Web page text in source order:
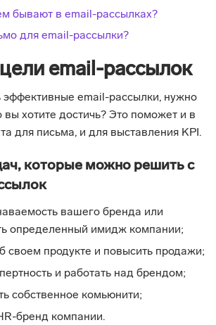
бывают в email-рассылках?
для email-рассылки?
email-рассылок
эффективные email-рассылки, нужно
вы хотите достичь? Это поможет и в
для письма, и для выставления KPI.
которые можно решить с
вашего бренда или
определенный имидж компании;
своем продукте и повысить продажи;
и работать над брендом;
собственное комьюнити;
бренд компании.